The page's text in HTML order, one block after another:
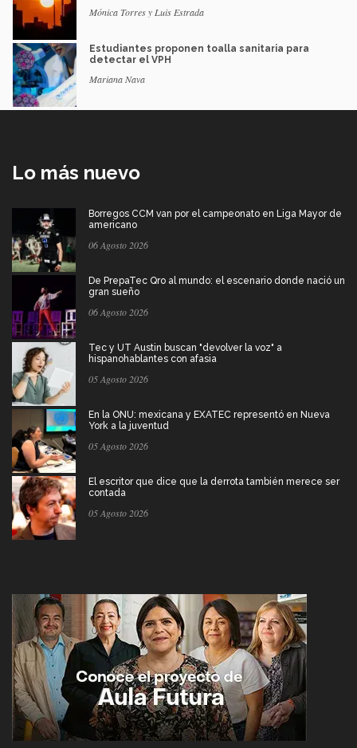
Mónica Torres y Luis Estrada
Estudiantes proponen toalla sanitaria para
detectar el VPH
Mariana Nava
Lo más nuevo
Borregos CCM van por el campeonato en Liga Mayor de
americano
06 Agosto 2026
De PrepaTec Qro al mundo: el escenario donde nació un
gran sueño
06 Agosto 2026
Tec y UT Austin buscan "devolver la voz" a
hispanohablantes con afasia
05 Agosto 2026
En la ONU: mexicana y EXATEC representó en Nueva
York a la juventud
05 Agosto 2026
El escritor que dice que la derrota también merece ser
contada
05 Agosto 2026